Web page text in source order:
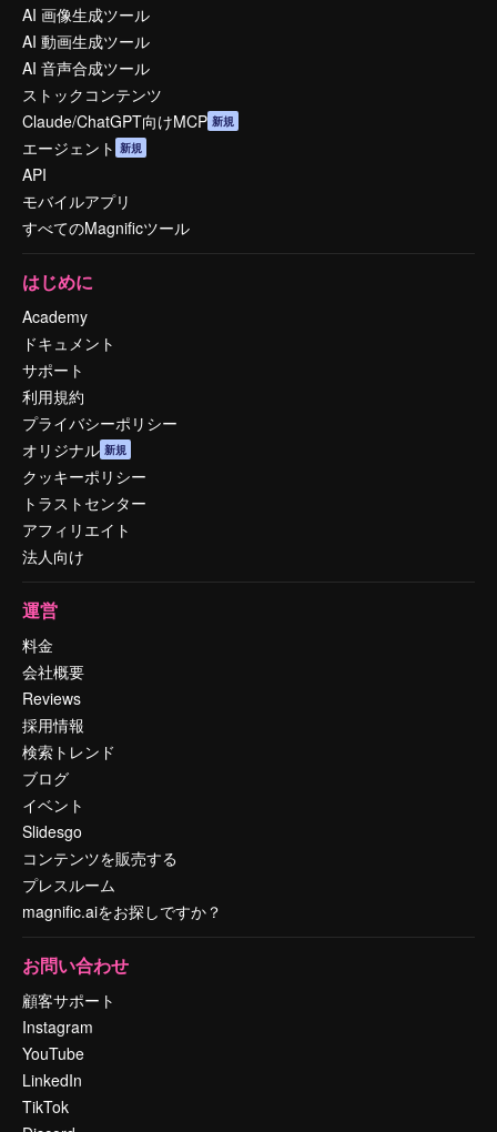
AI 画像生成ツール
AI 動画生成ツール
AI 音声合成ツール
ストックコンテンツ
Claude/ChatGPT向けMCP 新規
エージェント 新規
API
モバイルアプリ
すべてのMagnificツール
はじめに
Academy
ドキュメント
サポート
利用規約
プライバシーポリシー
オリジナル 新規
クッキーポリシー
トラストセンター
アフィリエイト
法人向け
運営
料金
会社概要
Reviews
採用情報
検索トレンド
ブログ
イベント
Slidesgo
コンテンツを販売する
プレスルーム
magnific.aiをお探しですか？
お問い合わせ
顧客サポート
Instagram
YouTube
LinkedIn
TikTok